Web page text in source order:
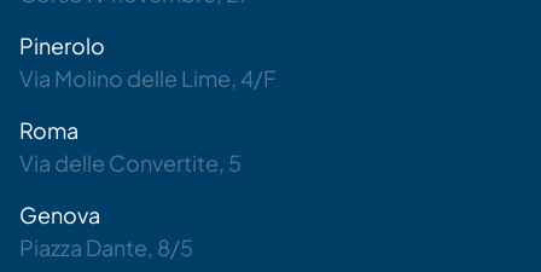
Pinerolo
Via Molino delle Lime, 4/F
Roma
Via delle Convertite, 5
Genova
Piazza Dante, 8/5